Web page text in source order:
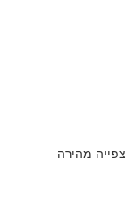
צפייה מהירה